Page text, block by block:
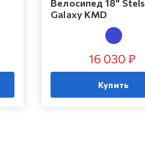
Велосипед 18" Stels
Galaxy KMD
16 030 ₽
Купить